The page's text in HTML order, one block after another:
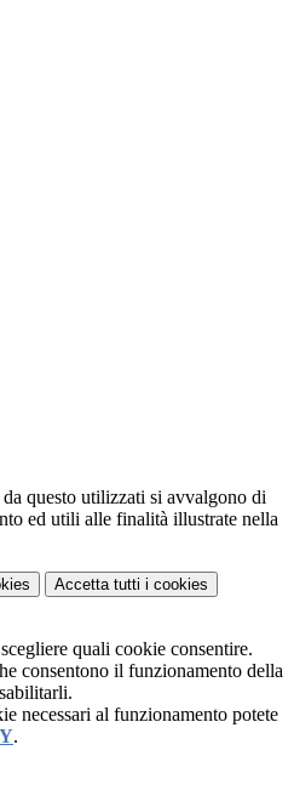
questo utilizzati si avvalgono di
ed utili alle finalità illustrate nella
Accetta tutti i cookies
quali cookie consentire.
consentono il funzionamento della
necessari al funzionamento potete
.